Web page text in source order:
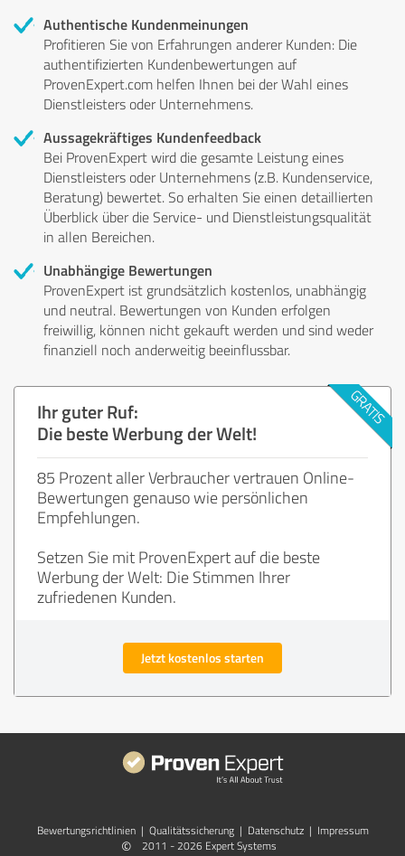
Authentische Kundenmeinungen
Profitieren Sie von Erfahrungen anderer Kunden: Die
authentifizierten Kundenbewertungen auf
ProvenExpert.com helfen Ihnen bei der Wahl eines
Dienstleisters oder Unternehmens.
Aussagekräftiges Kundenfeedback
Bei ProvenExpert wird die gesamte Leistung eines
Dienstleisters oder Unternehmens (z.B. Kundenservice,
Beratung) bewertet. So erhalten Sie einen detaillierten
Überblick über die Service- und Dienstleistungsqualität
in allen Bereichen.
Unabhängige Bewertungen
ProvenExpert ist grundsätzlich kostenlos, unabhängig
und neutral. Bewertungen von Kunden erfolgen
freiwillig, können nicht gekauft werden und sind weder
finanziell noch anderweitig beeinflussbar.
Ihr guter Ruf:
Die beste Werbung der Welt!
85 Prozent aller Verbraucher vertrauen Online-
Bewertungen genauso wie persönlichen
Empfehlungen.
Setzen Sie mit ProvenExpert auf die beste
Werbung der Welt: Die Stimmen Ihrer
zufriedenen Kunden.
Jetzt kostenlos starten
Bewertungs­richtlinien | Qualitätssicherung | Datenschutz | Impressum
©
2011 - 2026 Expert Systems